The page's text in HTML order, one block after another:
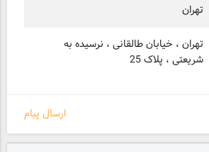
تهران
تهران ، خیابان طالقانی ، نرسیده به
شریعتی ، پلاک 25
ارسال پیام